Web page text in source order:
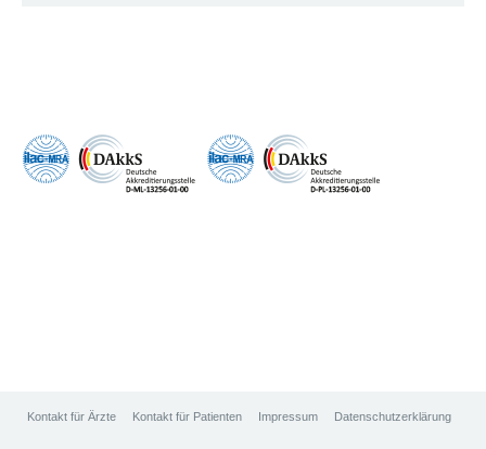
Kontakt für Ärzte Kontakt für Patienten Impressum Datenschutzerklärung